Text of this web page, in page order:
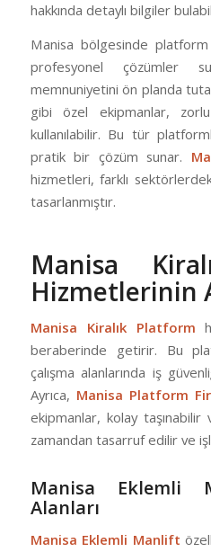
hakkında detaylı bilgiler
Manisa bölgesinde platform
profesyonel çözümler
memnuniyetini ön planda
gibi özel ekipmanlar,
kullanılabilir. Bu tür
pratik bir çözüm sunar.
hizmetleri, farklı
tasarlanmıştır.
Manisa
Hizmetlerinin
Manisa Kiralık Platform
beraberinde getirir. Bu
çalışma alanlarında iş
Ayrıca, Manisa Platform
ekipmanlar, kolay taşınabilir
zamandan tasarruf edilir ve
Manisa Eklemli
Alanları
Manisa Eklemli Manlift